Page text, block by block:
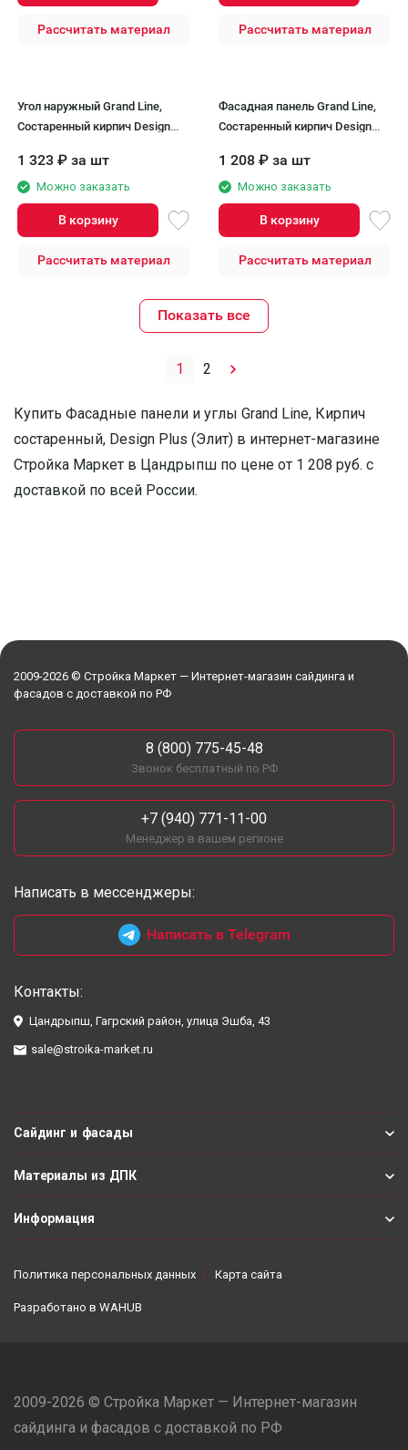
Рассчитать материал Рассчитать материал
Угол наружный Grand Line,
Состаренный кирпич Design
1 323 ₽ за шт
Можно заказать
В корзину
Рассчитать материал
Фасадная панель Grand Line,
Состаренный кирпич Design
1 208 ₽ за шт
Можно заказать
В корзину
Рассчитать материал
Показать все
1 2
Купить Фасадные панели и углы Grand Line, Кирпич
состаренный, Design Plus (Элит) в интернет-магазине
Стройка Маркет в Цандрыпш по цене от 1 208 руб. с
доставкой по всей России.
2009-2026 © Стройка Маркет — Интернет-магазин сайдинга и
фасадов с доставкой по РФ
8 (800) 775-45-48
Звонок бесплатный по РФ
+7 (940) 771-11-00
Менеджер в вашем регионе
Написать в мессенджеры:
Написать в Telegram
Контакты:
Цандрыпш, Гагрский район, улица Эшба, 43
sale@stroika-market.ru
Сайдинг и фасады
Материалы из ДПК
Информация
Политика персональных данных Карта сайта
Разработано в WAHUB
2009-2026 © Стройка Маркет — Интернет-магазин
сайдинга и фасадов с доставкой по РФ